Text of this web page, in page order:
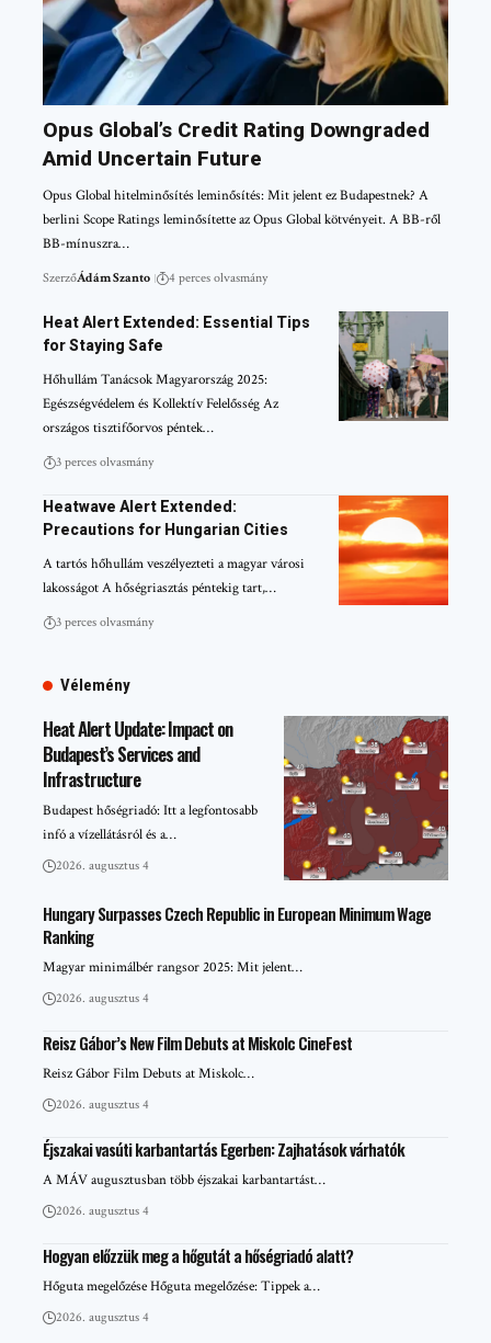
Opus Global’s Credit Rating Downgraded
Amid Uncertain Future
Opus Global hitelminősítés leminősítés: Mit jelent ez Budapestnek? A
berlini Scope Ratings leminősítette az Opus Global kötvényeit. A BB-ről
BB-mínuszra…
SzerzőÁdám Szanto 4 perces olvasmány
Heat Alert Extended: Essential Tips
for Staying Safe
Hőhullám Tanácsok Magyarország 2025:
Egészségvédelem és Kollektív Felelősség Az
országos tisztifőorvos péntek…
3 perces olvasmány
Heatwave Alert Extended:
Precautions for Hungarian Cities
A tartós hőhullám veszélyezteti a magyar városi
lakosságot A hőségriasztás péntekig tart,…
3 perces olvasmány
Vélemény
Heat Alert Update: Impact on
Budapest’s Services and
Infrastructure
Budapest hőségriadó: Itt a legfontosabb
infó a vízellátásról és a…
2026. augusztus 4
Hungary Surpasses Czech Republic in European Minimum Wage
Ranking
Magyar minimálbér rangsor 2025: Mit jelent…
2026. augusztus 4
Reisz Gábor’s New Film Debuts at Miskolc CineFest
Reisz Gábor Film Debuts at Miskolc…
2026. augusztus 4
Éjszakai vasúti karbantartás Egerben: Zajhatások várhatók
A MÁV augusztusban több éjszakai karbantartást…
2026. augusztus 4
Hogyan előzzük meg a hőgutát a hőségriadó alatt?
Hőguta megelőzése Hőguta megelőzése: Tippek a…
2026. augusztus 4